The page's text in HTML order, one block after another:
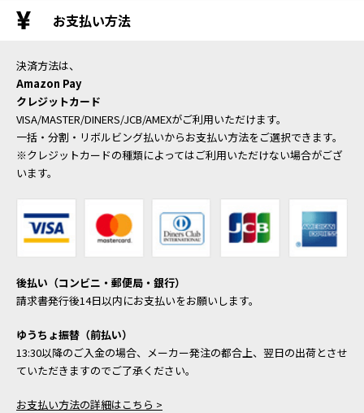
お支払い方法
決済方法は、
Amazon Pay
クレジットカード
VISA/MASTER/DINERS/JCB/AMEXがご利用いただけます。
一括・分割・リボルビング払いからお支払い方法をご選択できます。
※クレジットカードの種類によってはご利用いただけない場合がござ
います。
後払い（コンビニ・郵便局・銀行）
請求書発行後14日以内にお支払いをお願いします。
ゆうちょ振替（前払い）
13:30以降のご入金の場合、メーカー発注の都合上、翌日の出荷とさせ
ていただきますのでご了承ください。
お支払い方法の詳細はこちら >